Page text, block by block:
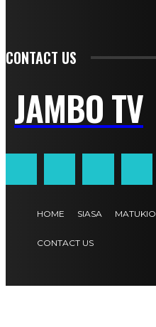
CONTACT US
JAMBO TV
HOME SIASA MATUKIO
CONTACT US